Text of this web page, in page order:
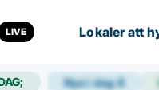
LIVE Lokaler att
Nya i dag8